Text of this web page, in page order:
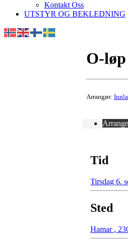
Kontakt Oss
UTSTYR OG BEKLEDNING
O-
Arrangør:
Tid
Tirsdag 6.
Sted
Hamar ,